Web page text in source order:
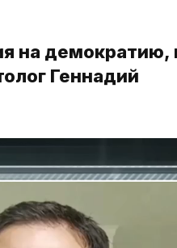
на демократию,
Геннадий